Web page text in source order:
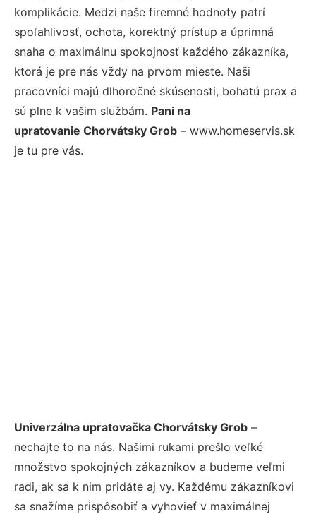
komplikácie. Medzi naše firemné hodnoty patrí
spoľahlivosť, ochota, korektný prístup a úprimná
snaha o maximálnu spokojnosť každého zákazníka,
ktorá je pre nás vždy na prvom mieste. Naši
pracovníci majú dlhoročné skúsenosti, bohatú prax a
sú plne k vašim službám. Pani na
upratovanie Chorvátsky Grob – www.homeservis.sk
je tu pre vás.
Univerzálna upratovačka Chorvátsky Grob –
nechajte to na nás. Našimi rukami prešlo veľké
množstvo spokojných zákazníkov a budeme veľmi
radi, ak sa k nim pridáte aj vy. Každému zákazníkovi
sa snažíme prispôsobiť a vyhovieť v maximálnej